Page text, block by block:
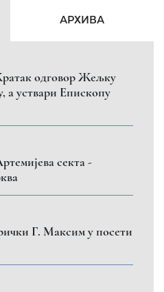
АРХИВА
одговор Жељку
а уствари Епископу
секта -
Г. Максим у посети